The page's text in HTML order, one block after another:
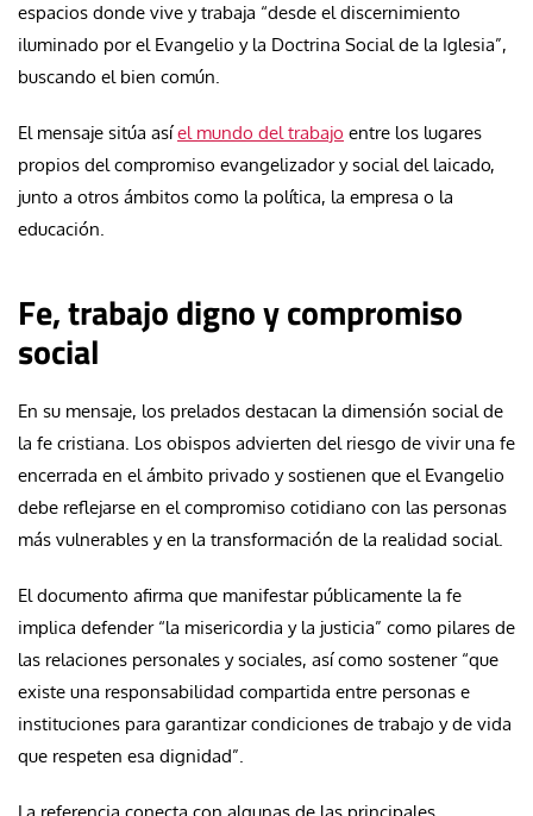
espacios donde vive y trabaja “desde el discernimiento
iluminado por el Evangelio y la Doctrina Social de la Iglesia”,
buscando el bien común.
El mensaje sitúa asíel mundo del trabajo entre los lugares
propios del compromiso evangelizador y social del laicado,
junto a otros ámbitos como la política, la empresa o la
educación.
Fe, trabajo digno y compromiso
social
En su mensaje, los prelados destacan la dimensión social de
la fe cristiana. Los obispos advierten del riesgo de vivir una fe
encerrada en el ámbito privado y sostienen que el Evangelio
debe reflejarse en el compromiso cotidiano con las personas
más vulnerables y en la transformación de la realidad social.
El documento afirma que manifestar públicamente la fe
implica defender “la misericordia y la justicia” como pilares de
las relaciones personales y sociales, así como sostener “que
existe una responsabilidad compartida entre personas e
instituciones para garantizar condiciones de trabajo y de vida
que respeten esa dignidad”.